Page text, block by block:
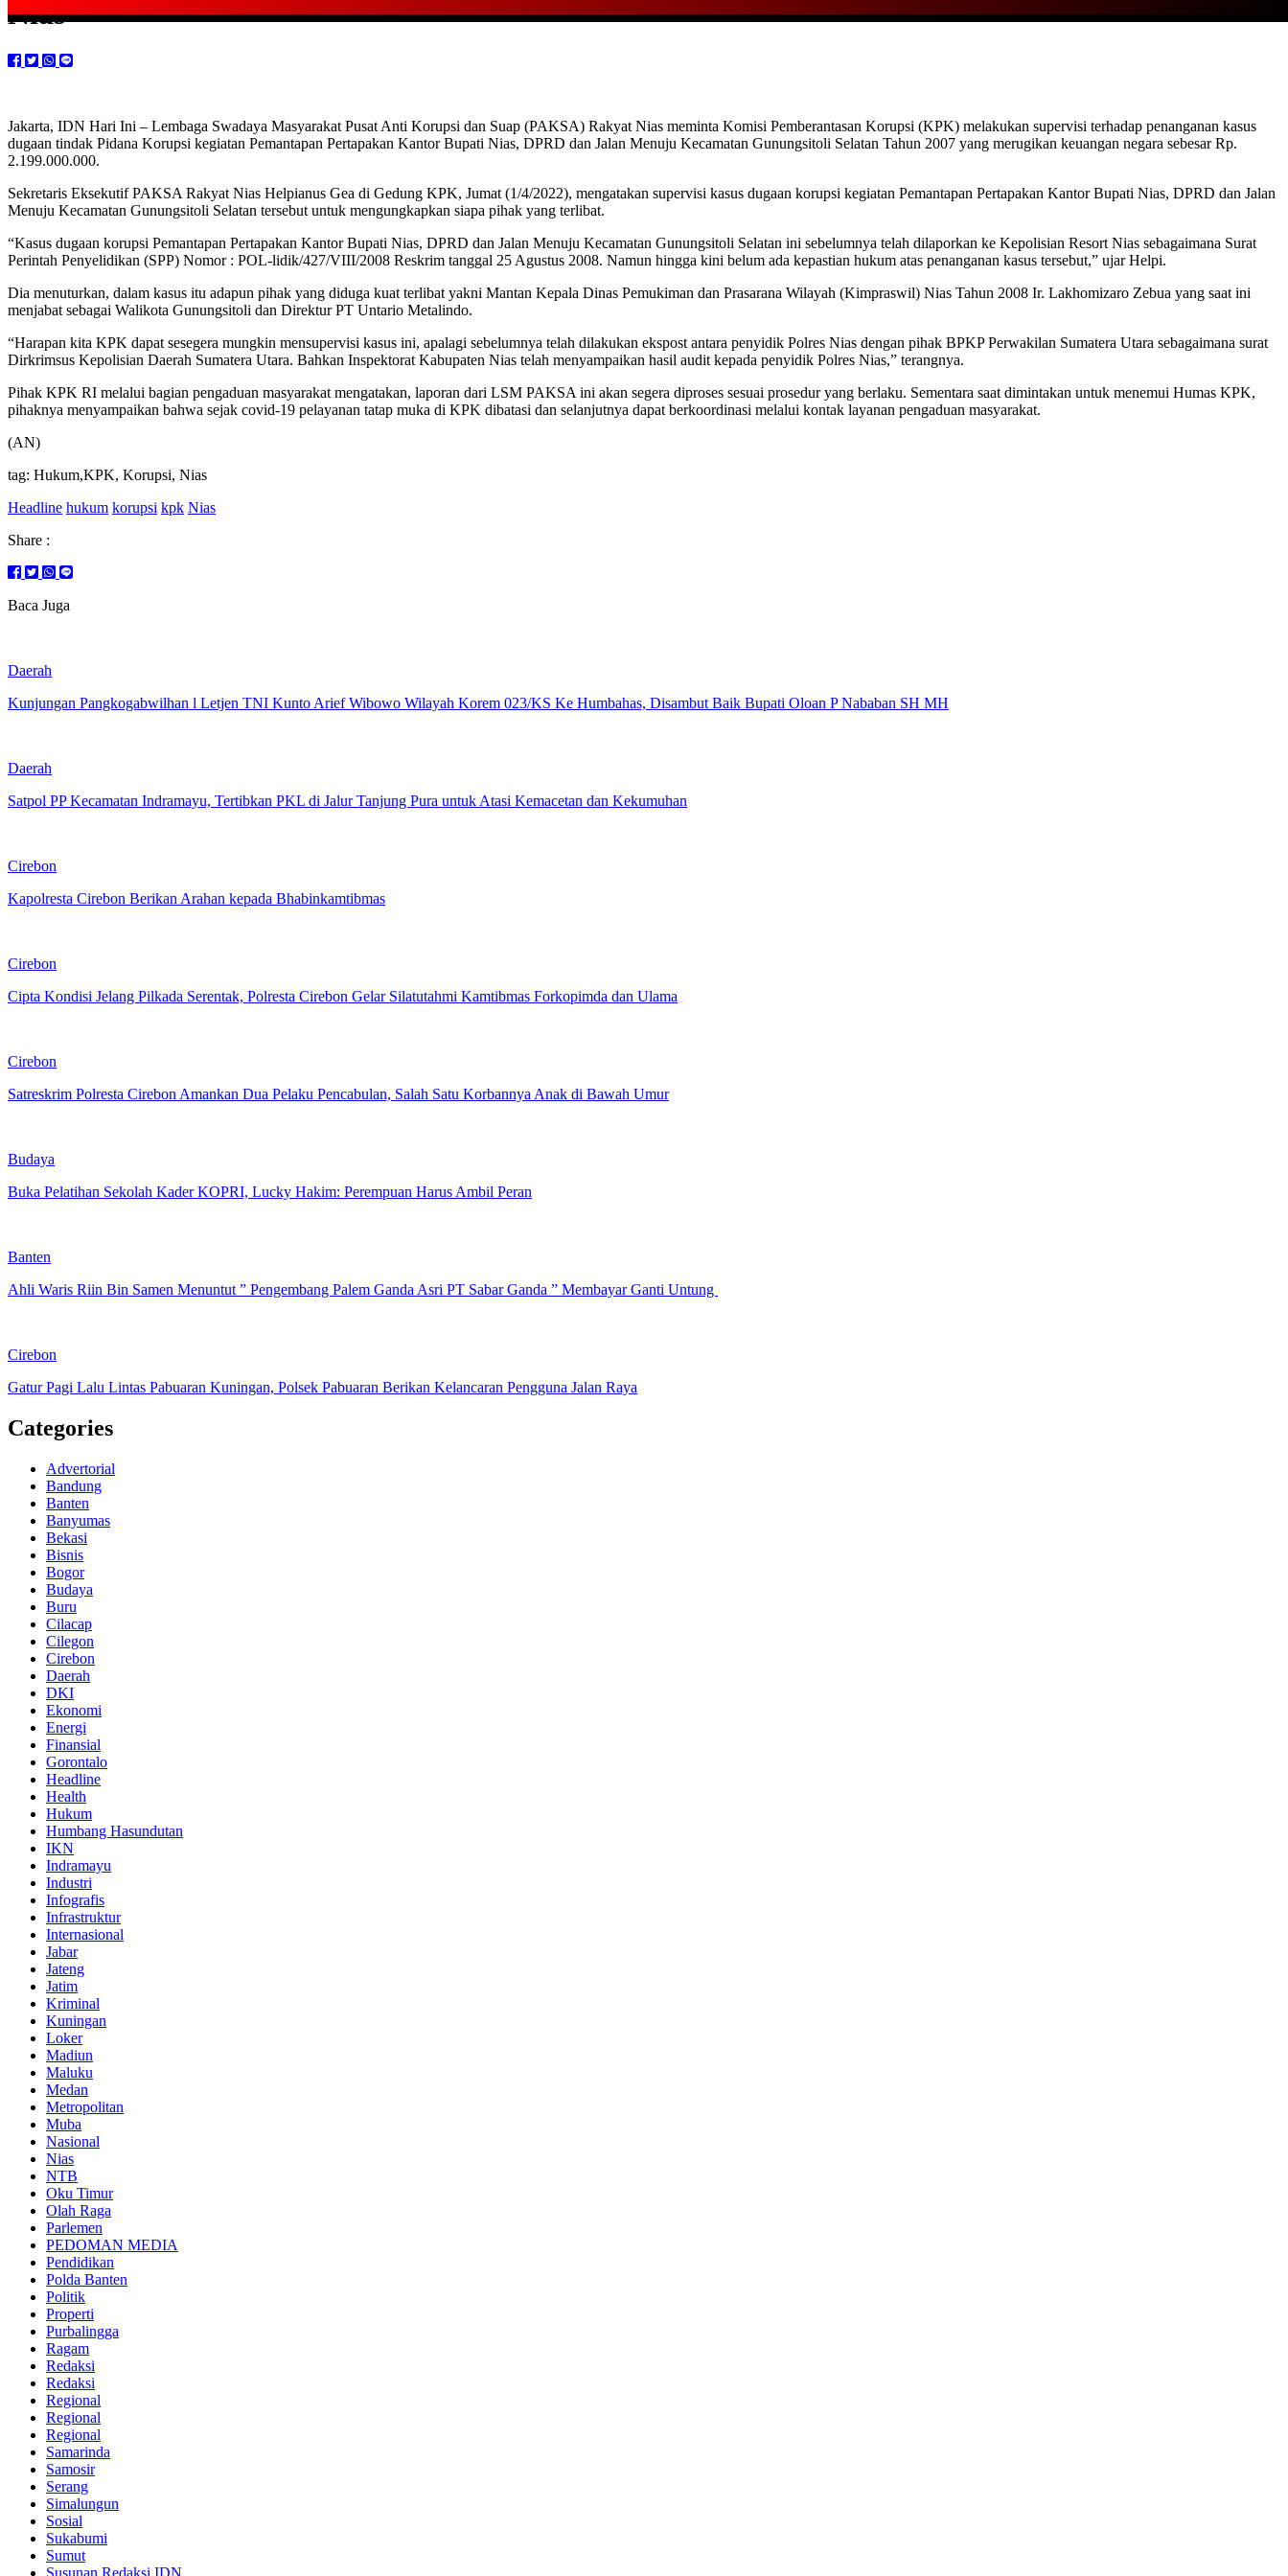
Nias
Jakarta, IDN Hari Ini – Lembaga Swadaya Masyarakat Pusat Anti Korupsi dan Suap (PAKSA) Rakyat Nias meminta Komisi Pemberantasan Korupsi (KPK) melakukan supervisi terhadap penanganan kasus
dugaan tindak Pidana Korupsi kegiatan Pemantapan Pertapakan Kantor Bupati Nias, DPRD dan Jalan Menuju Kecamatan Gunungsitoli Selatan Tahun 2007 yang merugikan keuangan negara sebesar Rp.
2.199.000.000.
Sekretaris Eksekutif PAKSA Rakyat Nias Helpianus Gea di Gedung KPK, Jumat (1/4/2022), mengatakan supervisi kasus dugaan korupsi kegiatan Pemantapan Pertapakan Kantor Bupati Nias, DPRD dan Jalan
Menuju Kecamatan Gunungsitoli Selatan tersebut untuk mengungkapkan siapa pihak yang terlibat.
“Kasus dugaan korupsi Pemantapan Pertapakan Kantor Bupati Nias, DPRD dan Jalan Menuju Kecamatan Gunungsitoli Selatan ini sebelumnya telah dilaporkan ke Kepolisian Resort Nias sebagaimana Surat
Perintah Penyelidikan (SPP) Nomor : POL-lidik/427/VIII/2008 Reskrim tanggal 25 Agustus 2008. Namun hingga kini belum ada kepastian hukum atas penanganan kasus tersebut,” ujar Helpi.
Dia menuturkan, dalam kasus itu adapun pihak yang diduga kuat terlibat yakni Mantan Kepala Dinas Pemukiman dan Prasarana Wilayah (Kimpraswil) Nias Tahun 2008 Ir. Lakhomizaro Zebua yang saat ini
menjabat sebagai Walikota Gunungsitoli dan Direktur PT Untario Metalindo.
“Harapan kita KPK dapat sesegera mungkin mensupervisi kasus ini, apalagi sebelumnya telah dilakukan ekspost antara penyidik Polres Nias dengan pihak BPKP Perwakilan Sumatera Utara sebagaimana surat
Dirkrimsus Kepolisian Daerah Sumatera Utara. Bahkan Inspektorat Kabupaten Nias telah menyampaikan hasil audit kepada penyidik Polres Nias,” terangnya.
Pihak KPK RI melalui bagian pengaduan masyarakat mengatakan, laporan dari LSM PAKSA ini akan segera diproses sesuai prosedur yang berlaku. Sementara saat dimintakan untuk menemui Humas KPK,
pihaknya menyampaikan bahwa sejak covid-19 pelayanan tatap muka di KPK dibatasi dan selanjutnya dapat berkoordinasi melalui kontak layanan pengaduan masyarakat.
(AN)
tag: Hukum,KPK, Korupsi, Nias
Headline hukum korupsi kpk Nias
Share :
Baca Juga
Daerah
Kunjungan Pangkogabwilhan l Letjen TNI Kunto Arief Wibowo Wilayah Korem 023/KS Ke Humbahas, Disambut Baik Bupati Oloan P Nababan SH MH
Daerah
Satpol PP Kecamatan Indramayu, Tertibkan PKL di Jalur Tanjung Pura untuk Atasi Kemacetan dan Kekumuhan
Cirebon
Kapolresta Cirebon Berikan Arahan kepada Bhabinkamtibmas
Cirebon
Cipta Kondisi Jelang Pilkada Serentak, Polresta Cirebon Gelar Silatutahmi Kamtibmas Forkopimda dan Ulama
Cirebon
Satreskrim Polresta Cirebon Amankan Dua Pelaku Pencabulan, Salah Satu Korbannya Anak di Bawah Umur
Budaya
Buka Pelatihan Sekolah Kader KOPRI, Lucky Hakim: Perempuan Harus Ambil Peran
Banten
Ahli Waris Riin Bin Samen Menuntut ” Pengembang Palem Ganda Asri PT Sabar Ganda ” Membayar Ganti Untung
Cirebon
Gatur Pagi Lalu Lintas Pabuaran Kuningan, Polsek Pabuaran Berikan Kelancaran Pengguna Jalan Raya
Categories
Advertorial
Bandung
Banten
Banyumas
Bekasi
Bisnis
Bogor
Budaya
Buru
Cilacap
Cilegon
Cirebon
Daerah
DKI
Ekonomi
Energi
Finansial
Gorontalo
Headline
Health
Hukum
Humbang Hasundutan
IKN
Indramayu
Industri
Infografis
Infrastruktur
Internasional
Jabar
Jateng
Jatim
Kriminal
Kuningan
Loker
Madiun
Maluku
Medan
Metropolitan
Muba
Nasional
Nias
NTB
Oku Timur
Olah Raga
Parlemen
PEDOMAN MEDIA
Pendidikan
Polda Banten
Politik
Properti
Purbalingga
Ragam
Redaksi
Redaksi
Regional
Regional
Regional
Samarinda
Samosir
Serang
Simalungun
Sosial
Sukabumi
Sumut
Susunan Redaksi IDN